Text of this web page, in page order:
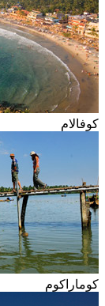
كوفالام
كوماراكوم